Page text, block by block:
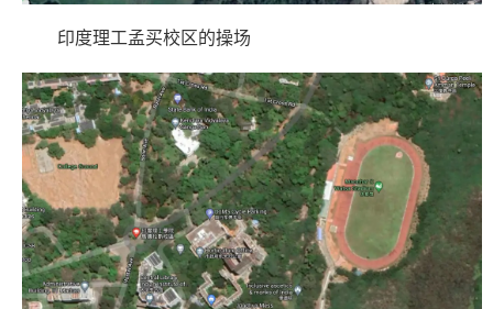
印度理工孟买校区的操场